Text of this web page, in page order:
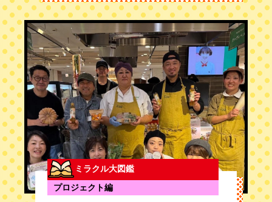
ミラクル大図鑑
プロジェクト編